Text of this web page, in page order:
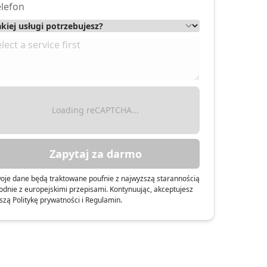
ODPOWIEDZIALNOŚCIĄ
Loading reCAPTCHA...
Zapytaj za darmo
dane będą traktowane poufnie z najwyższą starannością
z europejskimi przepisami. Kontynuując, akceptujesz
Politykę prywatności i Regulamin.